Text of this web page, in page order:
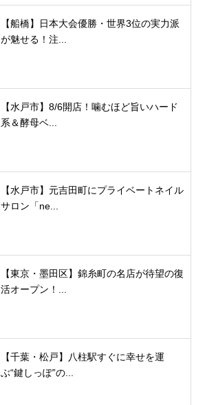
【船橋】日本大会優勝・世界3位の実力派
が魅せる！注...
【水戸市】8/6開店！噛むほど旨いハード
系＆酵母ベ...
【水戸市】元吉田町にプライベートネイル
サロン「ne...
【東京・墨田区】錦糸町の名店が待望の復
活オープン！...
【千葉・松戸】八柱駅すぐに幸せを運
ぶ“鍵しっぽ”の...